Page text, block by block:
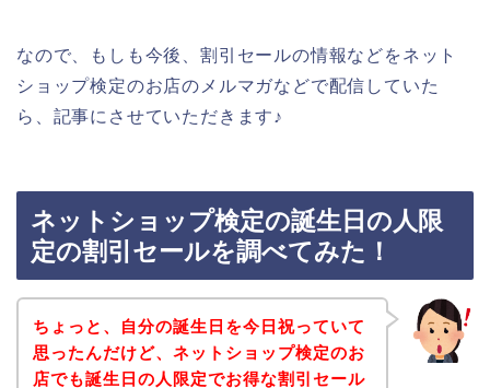
なので、もしも今後、割引セールの情報などをネット
ショップ検定のお店のメルマガなどで配信していた
ら、記事にさせていただきます♪
ネットショップ検定の誕生日の人限
定の割引セールを調べてみた！
ちょっと、自分の誕生日を今日祝っていて
思ったんだけど、ネットショップ検定のお
店でも誕生日の人限定でお得な割引セール